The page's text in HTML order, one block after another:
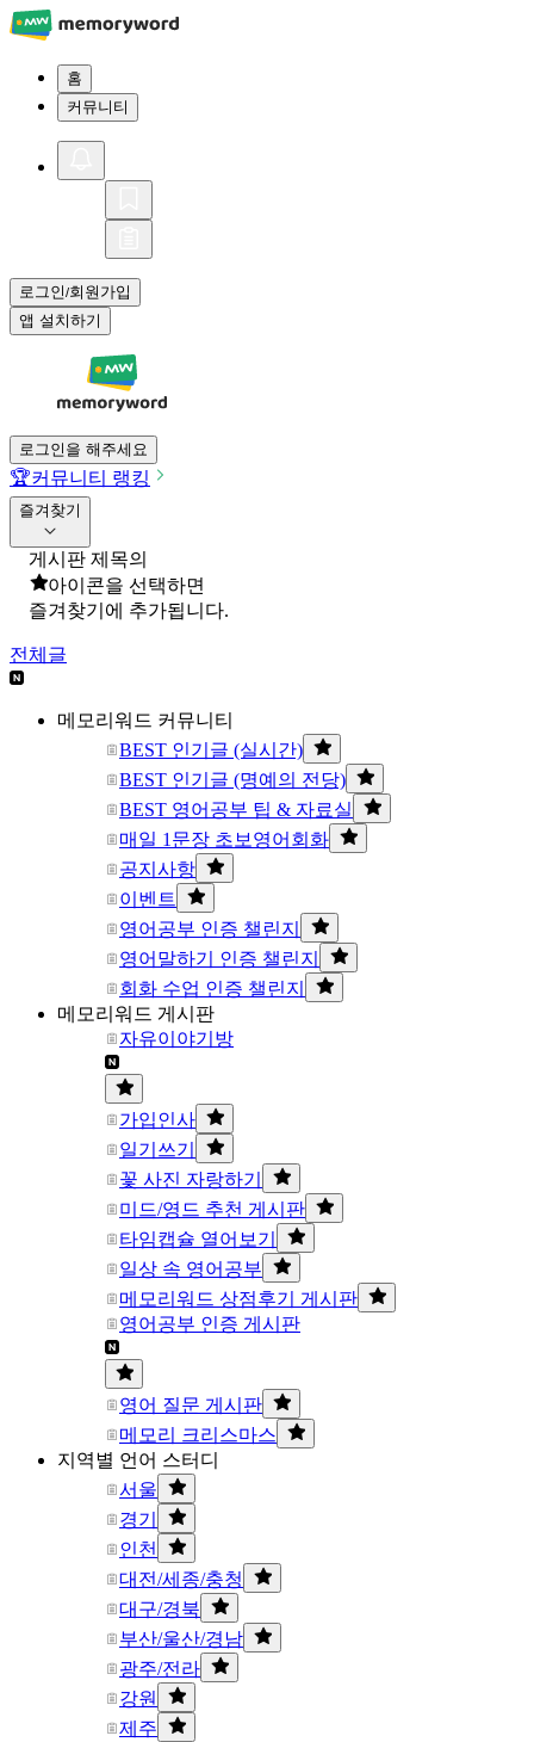
홈
커뮤니티
로그인/회원가입
앱 설치하기
로그인을 해주세요
🏆커뮤니티 랭킹
즐겨찾기
게시판 제목의
아이콘을 선택하면
즐겨찾기에 추가됩니다.
전체글
메모리워드 커뮤니티
BEST 인기글 (실시간)
BEST 인기글 (명예의 전당)
BEST 영어공부 팁 & 자료실
매일 1문장 초보영어회화
공지사항
이벤트
영어공부 인증 챌린지
영어말하기 인증 챌린지
회화 수업 인증 챌린지
메모리워드 게시판
자유이야기방
가입인사
일기쓰기
꽃 사진 자랑하기
미드/영드 추천 게시판
타임캡슐 열어보기
일상 속 영어공부
메모리워드 상점후기 게시판
영어공부 인증 게시판
영어 질문 게시판
메모리 크리스마스
지역별 언어 스터디
서울
경기
인천
대전/세종/충청
대구/경북
부산/울산/경남
광주/전라
강원
제주